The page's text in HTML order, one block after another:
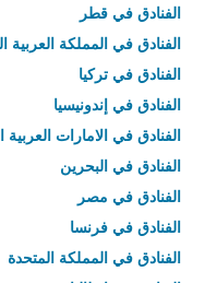
الفنادق في قطر
الفنادق في المملكة العربية
الفنادق في تركيا
الفنادق في إندونيسيا
الفنادق في الامارات العربية
الفنادق في البحرين
الفنادق في مصر
الفنادق في فرنسا
الفنادق في المملكة المتحدة